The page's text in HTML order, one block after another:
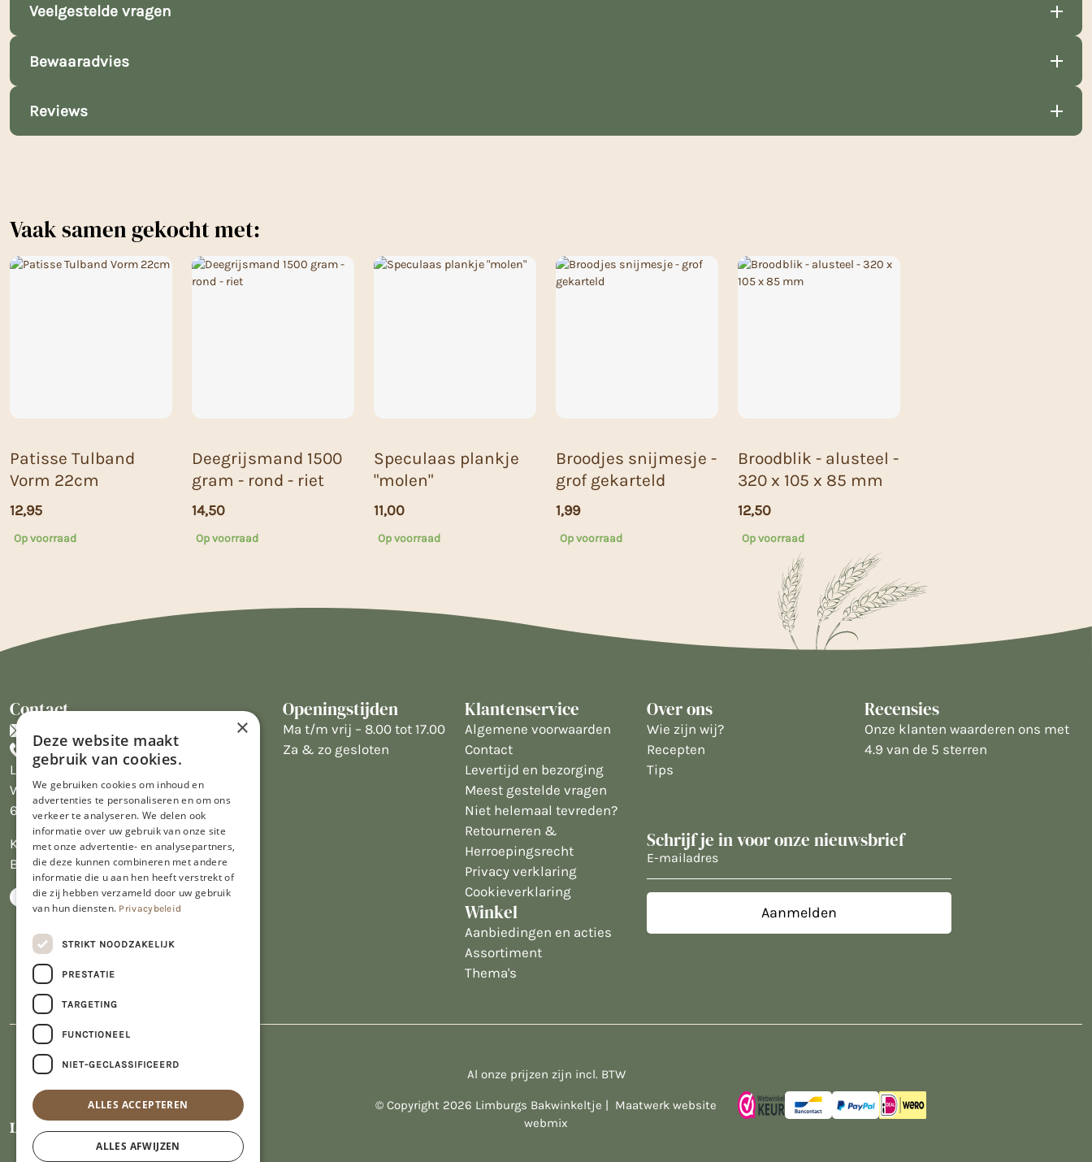
Veelgestelde vragen
Bewaaradvies
Reviews
Vaak samen gekocht met:
Patisse Tulband
Vorm 22cm
12,95
Op voorraad
Deegrijsmand 1500
gram - rond - riet
14,50
Op voorraad
Speculaas plankje
"molen"
11,00
Op voorraad
Broodjes snijmesje -
grof gekarteld
1,99
Op voorraad
Broodblik - alusteel -
320 x 105 x 85 mm
12,50
Op voorraad
Contact
+31455226693
Limburgs Bakwinkeltje
Wijngaardsweg 16
6412 PJ Heerlen
KVK 14069470
BTW NL809913914.B01
Openingstijden
Ma t/m vrij – 8.00 tot 17.00
Za & zo gesloten
Klantenservice
Algemene voorwaarden
Contact
Levertijd en bezorging
Meest gestelde vragen
Niet helemaal tevreden?
Retourneren &
Herroepingsrecht
Privacy verklaring
Cookieverklaring
Winkel
Aanbiedingen en acties
Assortiment
Thema's
Over ons
Wie zijn wij?
Recepten
Tips
Recensies
Onze klanten waarderen ons met
4.9 van de 5 sterren
Schrijf je in voor onze nieuwsbrief
E-
mailadres
Al onze prijzen zijn incl. BTW
© Copyright 2026 Limburgs Bakwinkeltje | Maatwerk website
webmix
×
Deze website maakt
gebruik van cookies.
We gebruiken cookies om inhoud en
advertenties te personaliseren en om ons
verkeer te analyseren. We delen ook
informatie over uw gebruik van onze site
met onze advertentie- en analysepartners,
die deze kunnen combineren met andere
informatie die u aan hen heeft verstrekt of
die zij hebben verzameld door uw gebruik
van hun diensten. Privacybeleid
STRIKT NOODZAKELIJK
PRESTATIE
TARGETING
FUNCTIONEEL
NIET-GECLASSIFICEERD
ALLES ACCEPTEREN
ALLES AFWIJZEN